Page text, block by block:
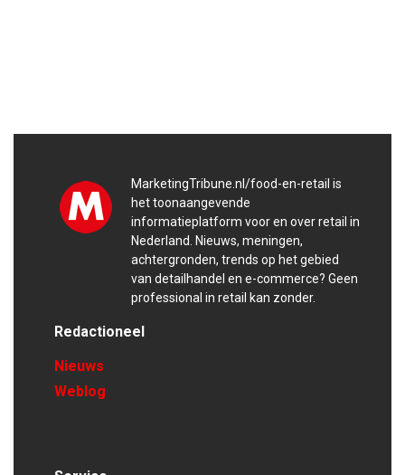
MarketingTribune.nl/food-en-retail is
het toonaangevende
informatieplatform voor en over retail in
Nederland. Nieuws, meningen,
achtergronden, trends op het gebied
van detailhandel en e-commerce? Geen
professional in retail kan zonder.
Redactioneel
Nieuws
Weblog